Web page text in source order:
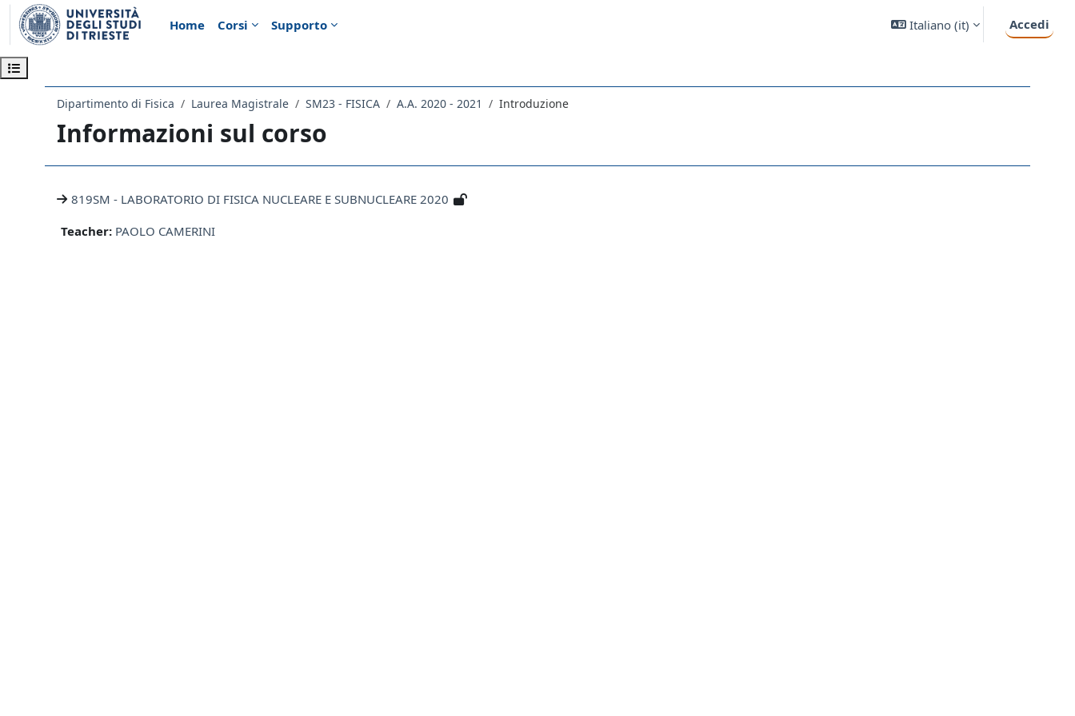
Vai al contenuto principale
Home
Corsi Supporto Italiano ‎(it)‎ Accedi
Apri indice del corso
Dipartimento di Fisica Laurea Magistrale SM23 - FISICA A.A. 2020 - 2021 Introduzione
Informazioni sul corso
819SM - LABORATORIO DI FISICA NUCLEARE E SUBNUCLEARE 2020
Teacher: PAOLO CAMERINI